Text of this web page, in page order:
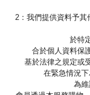
2：我們提供資料予
於特
合於個人資料保
基於法律之規定或
在緊急情況
為維